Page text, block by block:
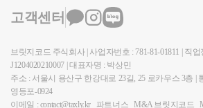
세가 적용되지 않습니다.​(2) 신규주
주택이 입주권으로 변경된 경우→ 주
도하면 일시적 1가구 2주택 비과세가
기존주택이 입주권으로 전환 후 완
우→ 기존주택이 입주권으로 전환되
중)' 상담 및 후기 1위 (약 500건 이상
및 337만건 이상 공유)- 서울시 마을
스 세무팀- ㈜현대중공업 세무기획팀
계팀- 세무법인 넥스트 등
로 1층 상가, 2∼3층 주택(5호)주택부
○ 종전주택(A)을 보유한 1세대가 B토
신축하여 B주택(겸용주택, 다가구주
종전주택(A) 양도시 일시적 2주택 비
가능한지3.관련사례○ 사전-2015-법령
고객센터
브릿지코드 주식회사 | 사업자번호 : 781-81-01811 | 직
J1204020210007 | 대표자명 : 박상민
주소 : 서울시 용산구 한강대로 23길, 25 로카우스 3층 |
영등포-0924
이메일 : contact@taxly.kr
파트너스 M&A 브릿지코드